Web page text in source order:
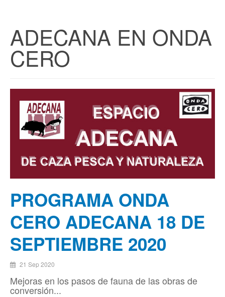
ADECANA EN ONDA
CERO
PROGRAMA ONDA
CERO ADECANA 18 DE
SEPTIEMBRE 2020
21 Sep 2020
Mejoras en los pasos de fauna de las obras de
conversión...